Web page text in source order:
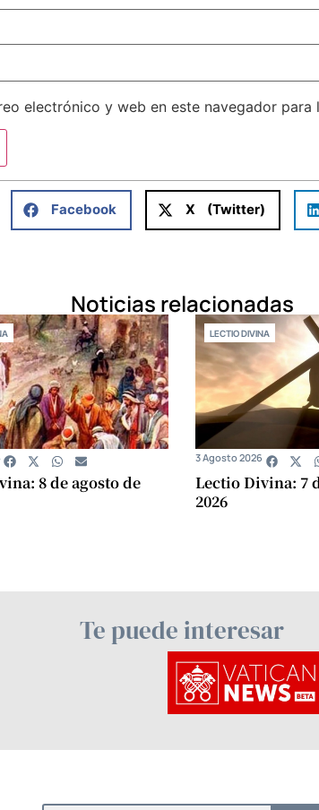
electrónico y web en este navegador
Facebook X (Twitter)
Noticias relacionadas
8 de agosto de
LECTIO DIVINA
Lectio Divina: 7
2026
3 Agosto 2026
Te puede interesar